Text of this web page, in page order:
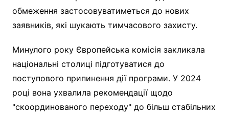
обмеження застосовуватиметься до нових
заявників, які шукають тимчасового захисту.
Минулого року Європейська комісія закликала
національні столиці підготуватися до
поступового припинення дії програми. У 2024
році вона ухвалила рекомендації щодо
"скоординованого переходу" до більш стабільних